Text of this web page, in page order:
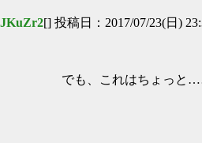
[] 投稿日：2017/07/23(日)
はちょっと